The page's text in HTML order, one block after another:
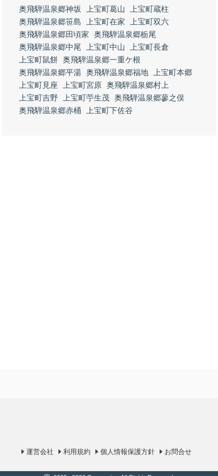
奥飛騨温泉郷神坂
上宝町葛山
上宝町蔵柱
奥飛騨温泉郷笹島
上宝町在家
上宝町双六
奥飛騨温泉郷田頃家
奥飛騨温泉郷栃尾
奥飛騨温泉郷中尾
上宝町中山
上宝町長倉
上宝町鼠餅 奥飛騨温泉郷一重ケ根
奥飛騨温泉郷平湯 奥飛騨温泉郷福地
上宝町本郷
上宝町見座
上宝町宮原 奥飛騨温泉郷村上
上宝町吉野
上宝町苧生茂 奥飛騨温泉郷蓼之俣
奥飛騨温泉郷赤桶
上宝町下佐谷
運営会社 利用規約 個人情報保護方針 お問合せ